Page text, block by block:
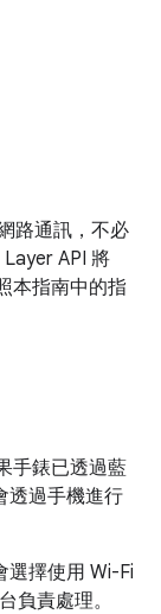
路通訊，不必
API 將
本指南中的指
手錶已透過藍
透過手機進行
選擇使用 Wi-Fi
負責處理。